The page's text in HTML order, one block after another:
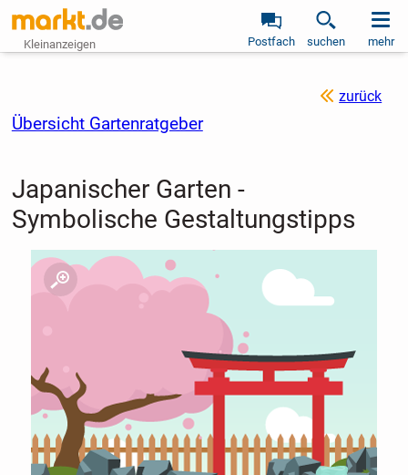
Kleinanzeigen Postfach suchen mehr
zurück
Übersicht Gartenratgeber
Japanischer Garten -
Symbolische Gestaltungstipps